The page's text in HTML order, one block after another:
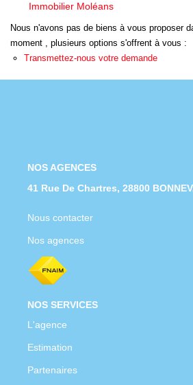
Nos Actualités
CONTACT
Immobilier Moléans
Nous n'avons pas de biens à vous proposer
moment , plusieurs options s'offrent à vous :
Transmettez-nous votre demande
NOS AGENCES
41 Rue De Chartres, 28800
Nous contacter
Nos agences
NOS SERVICES
L'agence
Estimation
Partenaires